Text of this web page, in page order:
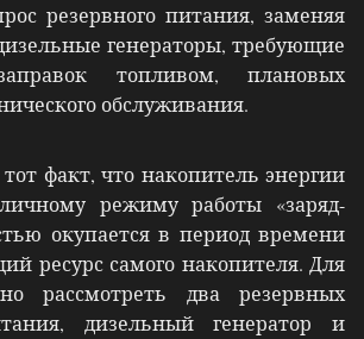
резервного питания, заменяя
генераторы, требующие
топливом, плановых
обслуживания.
факт, что накопитель энергии
режиму работы «заряд-
окупается в период времени
ресурс самого накопителя. Для
рассмотреть два резервных
дизельный генератор и